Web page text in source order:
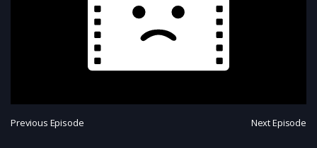
Previous Episode Next Episode